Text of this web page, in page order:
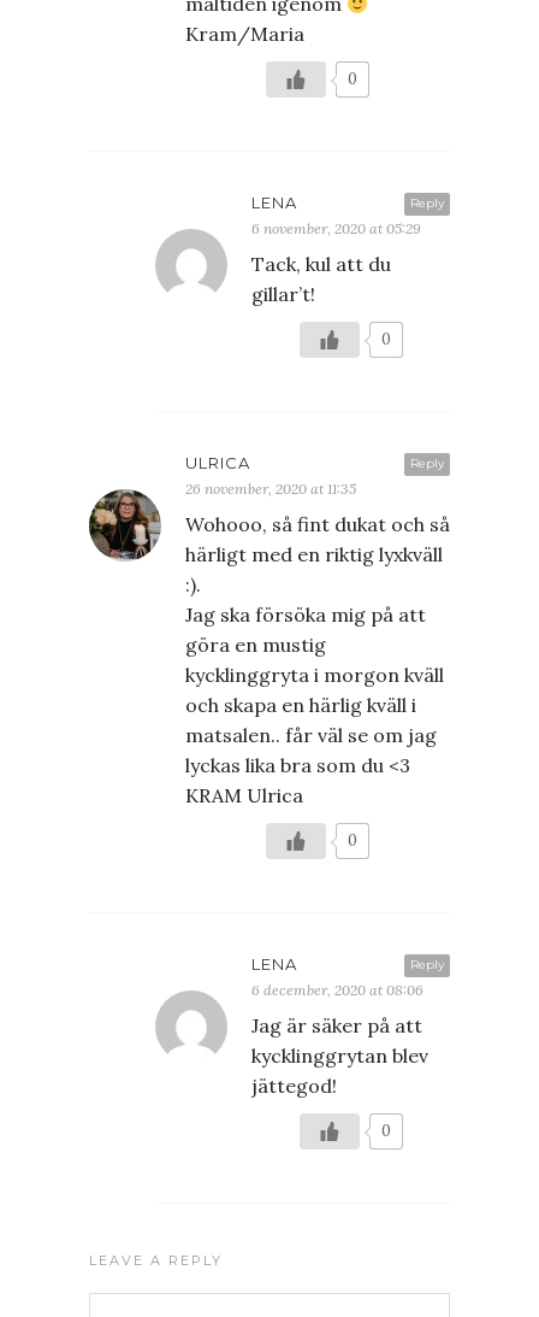
Kram/Maria
0
Reply
LENA
6 november, 2020 at 05:29
Tack, kul att du
gillar’t!
0
Reply
ULRICA
26 november, 2020 at 11:35
Wohooo, så fint dukat och så
härligt med en riktig lyxkväll
:).
Jag ska försöka mig på att
göra en mustig
kycklinggryta i morgon kväll
och skapa en härlig kväll i
matsalen.. får väl se om jag
lyckas lika bra som du <3
KRAM Ulrica
0
Reply
LENA
6 december, 2020 at 08:06
Jag är säker på att
kycklinggrytan blev
jättegod!
0
LEAVE A REPLY